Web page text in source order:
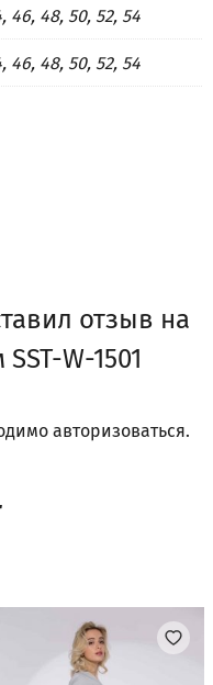
46, 48, 50, 52, 54
46, 48, 50, 52, 54
отзыв на
W-1501
авторизоваться.